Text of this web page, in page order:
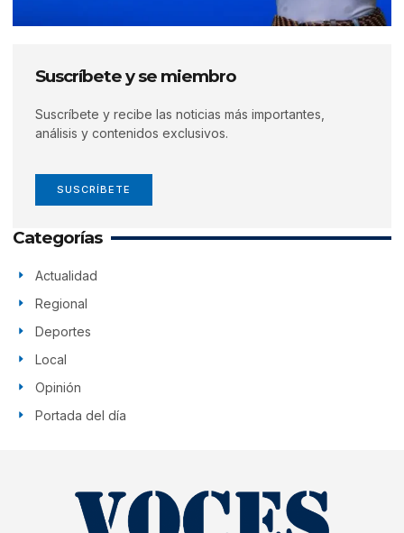
Suscríbete y se miembro
Suscríbete y recibe las noticias más importantes,
análisis y contenidos exclusivos.
SUSCRÍBETE
Categorías
Actualidad
Regional
Deportes
Local
Opinión
Portada del día